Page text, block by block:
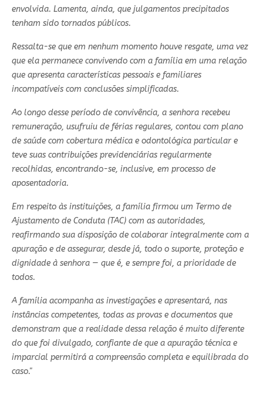
envolvida. Lamenta, ainda, que julgamentos precipitados
tenham sido tornados públicos.
Ressalta-se que em nenhum momento houve resgate, uma vez
que ela permanece convivendo com a família em uma relação
que apresenta características pessoais e familiares
incompatíveis com conclusões simplificadas.
Ao longo desse período de convivência, a senhora recebeu
remuneração, usufruiu de férias regulares, contou com plano
de saúde com cobertura médica e odontológica particular e
teve suas contribuições previdenciárias regularmente
recolhidas, encontrando-se, inclusive, em processo de
aposentadoria.
Em respeito às instituições, a família firmou um Termo de
Ajustamento de Conduta (TAC) com as autoridades,
reafirmando sua disposição de colaborar integralmente com a
apuração e de assegurar, desde já, todo o suporte, proteção e
dignidade à senhora — que é, e sempre foi, a prioridade de
todos.
A família acompanha as investigações e apresentará, nas
instâncias competentes, todas as provas e documentos que
demonstram que a realidade dessa relação é muito diferente
do que foi divulgado, confiante de que a apuração técnica e
imparcial permitirá a compreensão completa e equilibrada do
caso."